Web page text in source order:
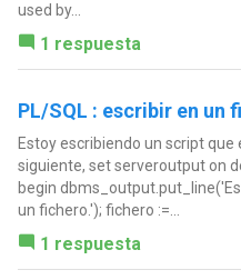
used by...
1 respuesta
PL/SQL : escribir en un
Estoy escribiendo un script que
siguiente, set serveroutput on
begin
un fichero.'); fichero :=...
1 respuesta